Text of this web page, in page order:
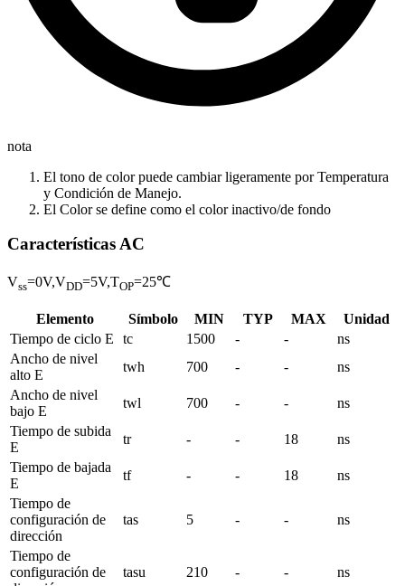
nota
El tono de color puede cambiar ligeramente por Temperatura
y Condición de Manejo.
El Color se define como el color inactivo/de fondo
Características AC
Vss=0V,VDD=5V,TOP=25℃
Elemento Símbolo MIN TYP MAX
Unidad
Tiempo de ciclo E
tc 1500 - -
ns
Ancho de nivel
alto E
twh 700 - -
ns
Ancho de nivel
bajo E
twl 700 - -
ns
Tiempo de subida
E
tr - - 18
ns
Tiempo de bajada
E
tf - - 18
ns
Tiempo de
configuración de
dirección
tas 5 - - ns
Tiempo de
configuración de
tasu 210 - - ns